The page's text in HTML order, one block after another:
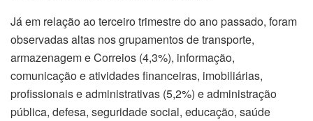
Já em relação ao terceiro trimestre do ano passado, foram
observadas altas nos grupamentos de transporte,
armazenagem e Correios (4,3%), informação,
comunicação e atividades financeiras, imobiliárias,
profissionais e administrativas (5,2%) e administração
pública, defesa, seguridade social, educação, saúde